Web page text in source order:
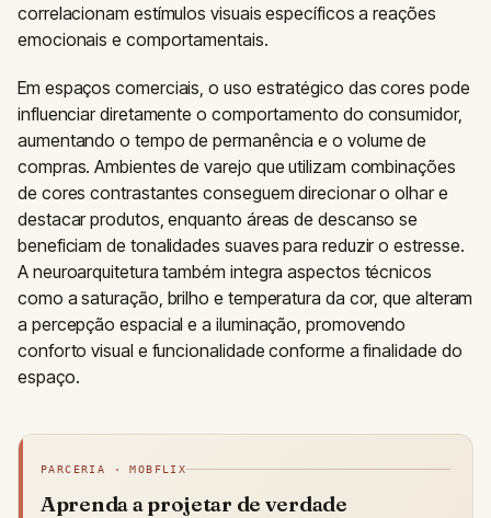
correlacionam estímulos visuais específicos a reações
emocionais e comportamentais.
Em espaços comerciais, o uso estratégico das cores pode
influenciar diretamente o comportamento do consumidor,
aumentando o tempo de permanência e o volume de
compras. Ambientes de varejo que utilizam combinações
de cores contrastantes conseguem direcionar o olhar e
destacar produtos, enquanto áreas de descanso se
beneficiam de tonalidades suaves para reduzir o estresse.
A neuroarquitetura também integra aspectos técnicos
como a saturação, brilho e temperatura da cor, que alteram
a percepção espacial e a iluminação, promovendo
conforto visual e funcionalidade conforme a finalidade do
espaço.
PARCERIA · MOBFLIX
Aprenda a projetar de verdade